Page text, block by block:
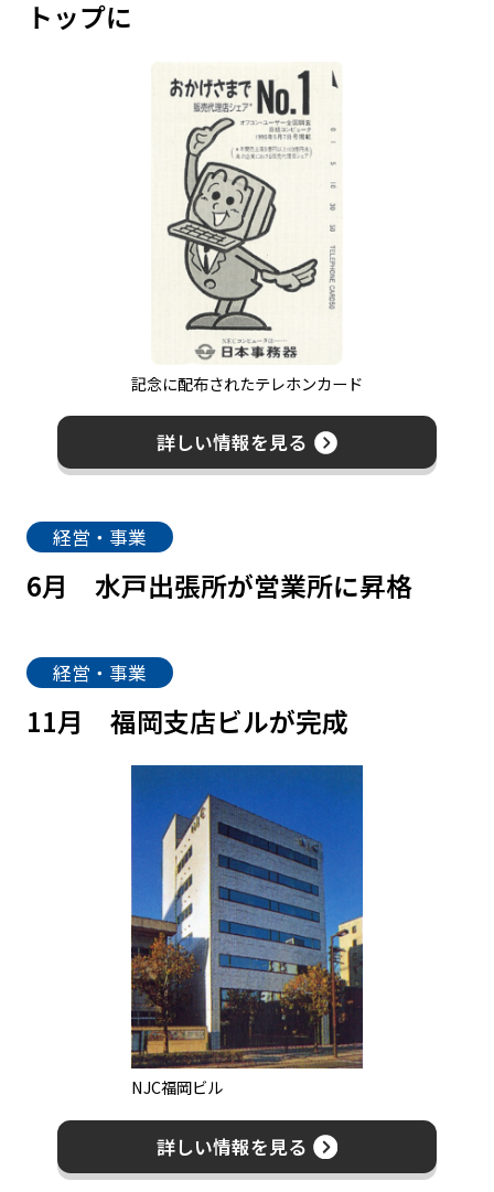
トップに
記念に配布されたテレホンカード
詳しい情報を見る
経営・事業
6月 水戸出張所が営業所に昇格
経営・事業
11月 福岡支店ビルが完成
NJC福岡ビル
詳しい情報を見る